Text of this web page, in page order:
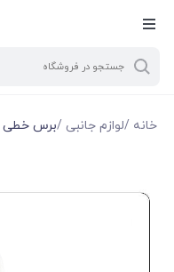
خانه /لوازم جانبی /برس خطی